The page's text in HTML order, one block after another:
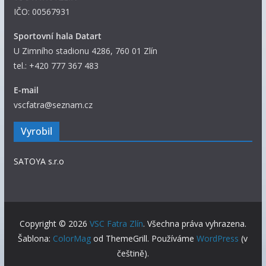
ě
v
k
IČO: 00567931
Sportovní hala Datart
U Zimního stadionu 4286, 760 01 Zlín
tel.: +420 777 367 483
E-mail
vscfatra@seznam.cz
Vyrobil
SATOYA s.r.o
Copyright © 2026 VSC Fatra Zlín. Všechna práva vyhrazena.
Šablona: ColorMag od ThemeGrill. PoužívámeWordPress (v
češtině).